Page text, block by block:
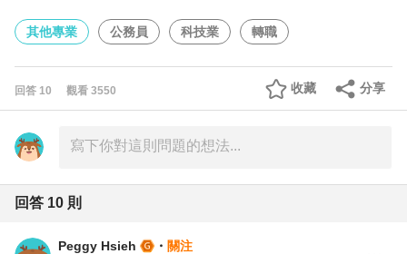
其他專業 公務員 科技業 轉職
回答 10 觀看 3550 分享
收藏
回答 10 則
Peggy Hsieh ・ 關注